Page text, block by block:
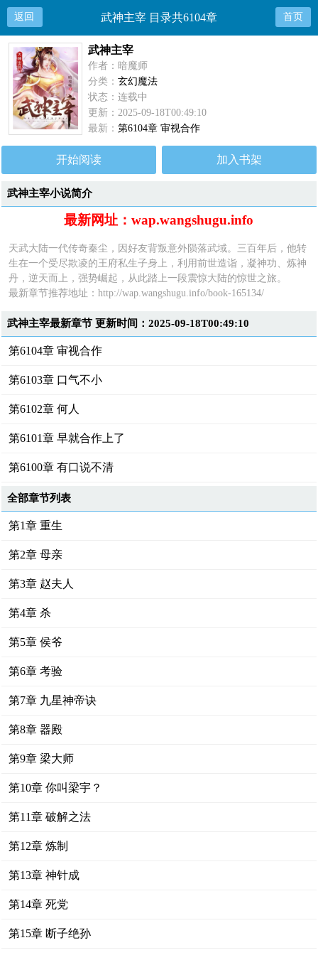
返回 武神主宰 目录共6104章 首页
武神主宰
作者：暗魔师
分类：玄幻魔法
状态：连载中
更新：2025-09-18T00:49:10
最新：第6104章 审视合作
开始阅读 加入书架
武神主宰小说简介
最新网址：wap.wangshugu.info
天武大陆一代传奇秦尘，因好友背叛意外陨落武域。三百年后，他转
生在一个受尽欺凌的王府私生子身上，利用前世造诣，凝神功、炼神
丹，逆天而上，强势崛起，从此踏上一段震惊大陆的惊世之旅。
最新章节推荐地址：http://wap.wangshugu.info/book-165134/
武神主宰最新章节 更新时间：2025-09-18T00:49:10
第6104章 审视合作
第6103章 口气不小
第6102章 何人
第6101章 早就合作上了
第6100章 有口说不清
全部章节列表
第1章 重生
第2章 母亲
第3章 赵夫人
第4章 杀
第5章 侯爷
第6章 考验
第7章 九星神帝诀
第8章 器殿
第9章 梁大师
第10章 你叫梁宇？
第11章 破解之法
第12章 炼制
第13章 神针成
第14章 死党
第15章 断子绝孙